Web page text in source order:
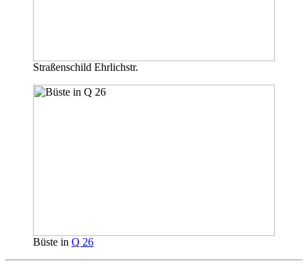
Straßenschild Ehrlichstr.
Büste in Q 26